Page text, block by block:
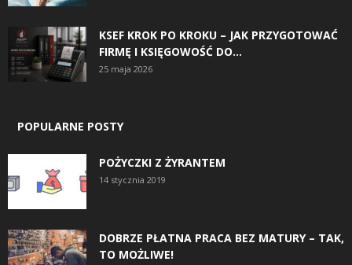
KSEF KROK PO KROKU – JAK PRZYGOTOWAĆ
FIRMĘ I KSIĘGOWOŚĆ DO...
25 maja 2026
POPULARNE POSTY
POŻYCZKI Z ŻYRANTEM
14 stycznia 2019
DOBRZE PŁATNA PRACA BEZ MATURY – TAK,
TO MOŻLIWE!